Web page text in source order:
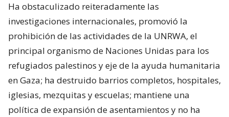
Ha obstaculizado reiteradamente las
investigaciones internacionales, promovió la
prohibición de las actividades de la UNRWA, el
principal organismo de Naciones Unidas para los
refugiados palestinos y eje de la ayuda humanitaria
en Gaza; ha destruido barrios completos, hospitales,
iglesias, mezquitas y escuelas; mantiene una
política de expansión de asentamientos y no ha